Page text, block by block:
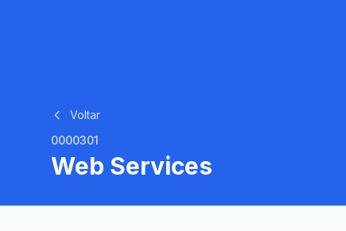
Voltar
0000301
Web Services